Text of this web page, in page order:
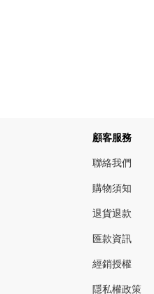
顧客服務
聯絡我們
購物須知
退貨退款
匯款資訊
經銷授權
隱私權政策